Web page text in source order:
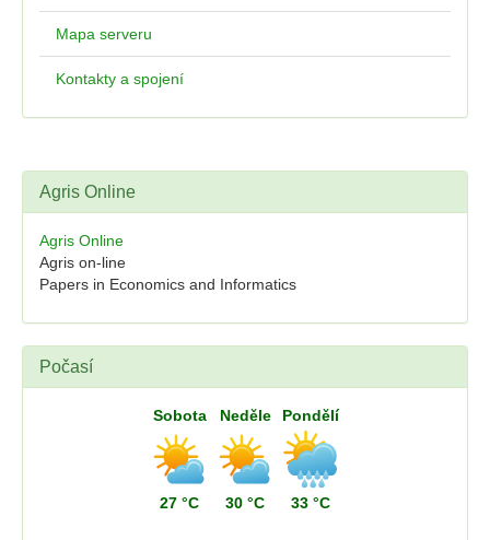
Mapa serveru
Kontakty a spojení
Agris Online
Agris Online
Agris on-line
Papers in Economics and Informatics
Počasí
Sobota
27 °C
Neděle
30 °C
Pondělí
33 °C